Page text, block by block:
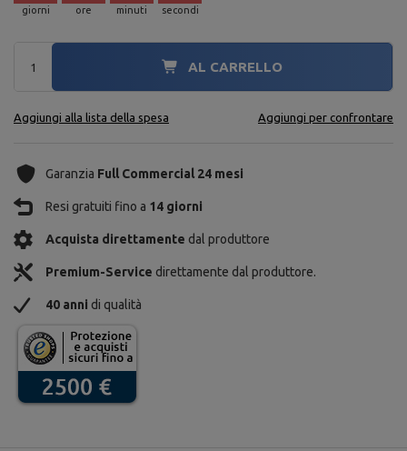
giorni ore minuti secondi
AL CARRELLO
Aggiungi alla lista della spesa Aggiungi per confrontare
Garanzia Full Commercial 24 mesi
Resi gratuiti fino a 14 giorni
Acquista direttamente dal produttore
Premium-Service direttamente dal produttore.
40 anni di qualità